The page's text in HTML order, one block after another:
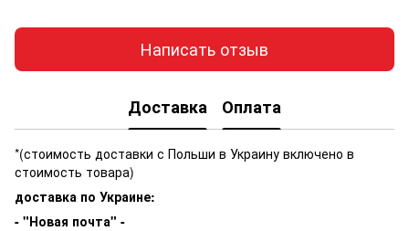
Написать отзыв
Доставка Оплата
*(стоимость доставки с Польши в Украину включено в
стоимость товара)
доставка по Украине:
- "Новая почта" -